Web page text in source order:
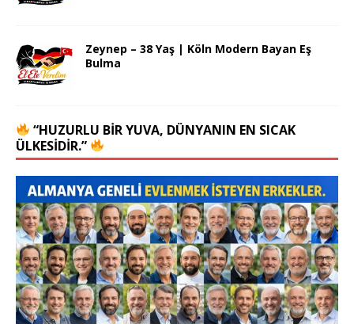
Zeynep – 38 Yaş | Köln Modern Bayan Eş
Bulma
“HUZURLU BIR YUVA, DÜNYANIN EN SICAK
ÜLKESIDIR.”